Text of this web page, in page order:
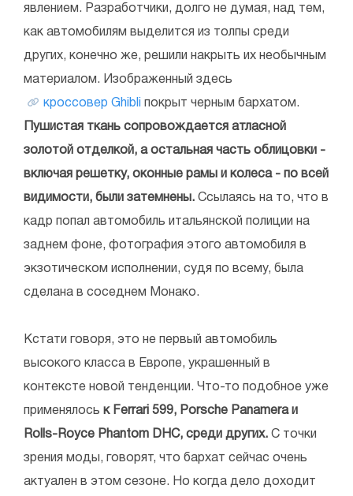
явлением. Разработчики, долго не думая, над тем,
как автомобилям выделится из толпы среди
других, конечно же, решили накрыть их необычным
материалом. Изображенный здесь
кроссовер Ghibli покрыт черным бархатом.
Пушистая ткань сопровождается атласной
золотой отделкой, а остальная часть облицовки -
включая решетку, оконные рамы и колеса - по всей
видимости, были затемнены. Ссылаясь на то, что в
кадр попал автомобиль итальянской полиции на
заднем фоне, фотография этого автомобиля в
экзотическом исполнении, судя по всему, была
сделана в соседнем Монако.
Кстати говоря, это не первый автомобиль
высокого класса в Европе, украшенный в
контексте новой тенденции. Что-то подобное уже
применялось к Ferrari 599, Porsche Panamera и
Rolls-Royce Phantom DHC, среди других. С точки
зрения моды, говорят, что бархат сейчас очень
актуален в этом сезоне. Но когда дело доходит